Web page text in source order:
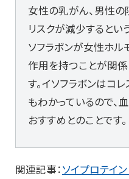
女性の乳がん、男性
リスクが減少するとい
ソフラボンが女性ホル
作用を持つことが関
す。イソフラボンはコ
もわかっているので
おすすめとのことです。
関連記事：ソイプロテイ